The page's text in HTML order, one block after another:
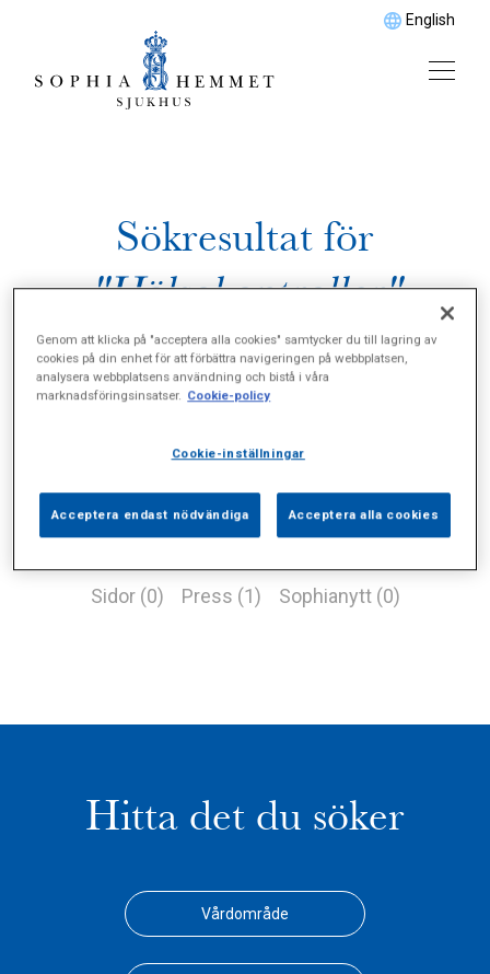
English
Sökresultat för
"Hälsokontroller"
Sidor (0) Press (1) Sophianytt (0)
Hitta det du söker
Vårdområde
Genom att klicka på "acceptera alla cookies" samtycker du till lagring av
cookies på din enhet för att förbättra navigeringen på webbplatsen,
analysera webbplatsens användning och bistå i våra
marknadsföringsinsatser. Cookie-policy
Cookie-inställningar
Acceptera endast nödvändiga Acceptera alla cookies